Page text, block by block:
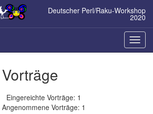
Deutscher Perl/Raku-Workshop
2020
ein-/
Eingereichte Vorträge: 1
Angenommene Vorträge: 1